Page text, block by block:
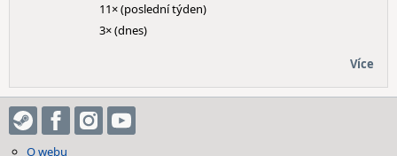
11× (poslední týden)
3× (dnes)
Více
O webu